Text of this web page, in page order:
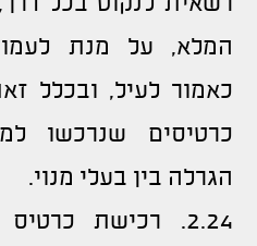
המלא, על מנת
כאמור לעיל, ובכלל
כרטיסים שנרכשו
הגרלה בין בעלי מנוי.
2.24. רכישת